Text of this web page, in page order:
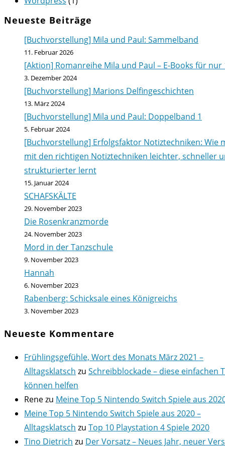
Neueste Beiträge
[Buchvorstellung] Mila und Paul: Sammelband
11. Februar 2026
[Aktion] Romanreihe Mila und Paul – E-Books für nur
3. Dezember 2024
[Buchvorstellung] Marions Delfingeschichten
13. März 2024
[Buchvorstellung] Mila und Paul: Doppelband 1
5. Februar 2024
[Buchvorstellung] Erfolgsfaktor Notiztechniken: Wie
mit den richtigen Notiztechniken leichter, schneller
strukturierter lernt
15. Januar 2024
SCHAFSKÄLTE
29. November 2023
Die Rosenkranzmorde
24. November 2023
Mord in der Tanzschule
9. November 2023
Hannah
6. November 2023
Rabenberg: Schicksale eines Königreichs
3. November 2023
Neueste Kommentare
Frühlingsgefühle, Wort des Monats März 2021 –
Alltagsklatsch zu Schreibblockade – diese einfachen
können helfen
Renezu Meine Top 5 Nintendo Switch Spiele aus
Meine Top 5 Nintendo Switch Spiele aus 2020 –
Alltagsklatsch zu Top 10 Playstation 4 Spiele 2020
Tino Dietrich zu Der Vorsatz – Neues Jahr, neuer